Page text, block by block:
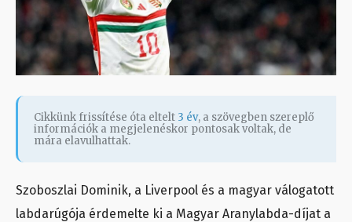
Cikkünk frissítése óta eltelt 3 év, a szövegben szereplő
információk a megjelenéskor pontosak voltak, de
mára elavulhattak.
Szoboszlai Dominik, a Liverpool és a magyar válogatott
labdarúgója érdemelte ki a Magyar Aranylabda-díjat a